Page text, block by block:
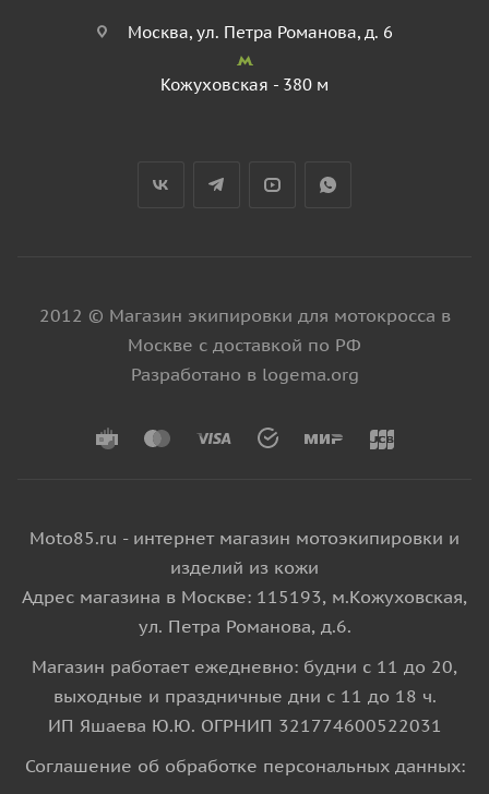
Москва, ул. Петра Романова, д. 6
Кожуховская - 380 м
2012 © Магазин экипировки для мотокросса в
Москве с доставкой по РФ
Разработано в logema.org
Moto85.ru - интернет магазин мотоэкипировки и
изделий из кожи
Адрес магазина в Москве: 115193, м.Кожуховская,
ул. Петра Романова, д.6.
Магазин работает ежедневно: будни с 11 до 20,
выходные и праздничные дни с 11 до 18 ч.
ИП Яшаева Ю.Ю. ОГРНИП 321774600522031
Соглашение об обработке персональных данных: